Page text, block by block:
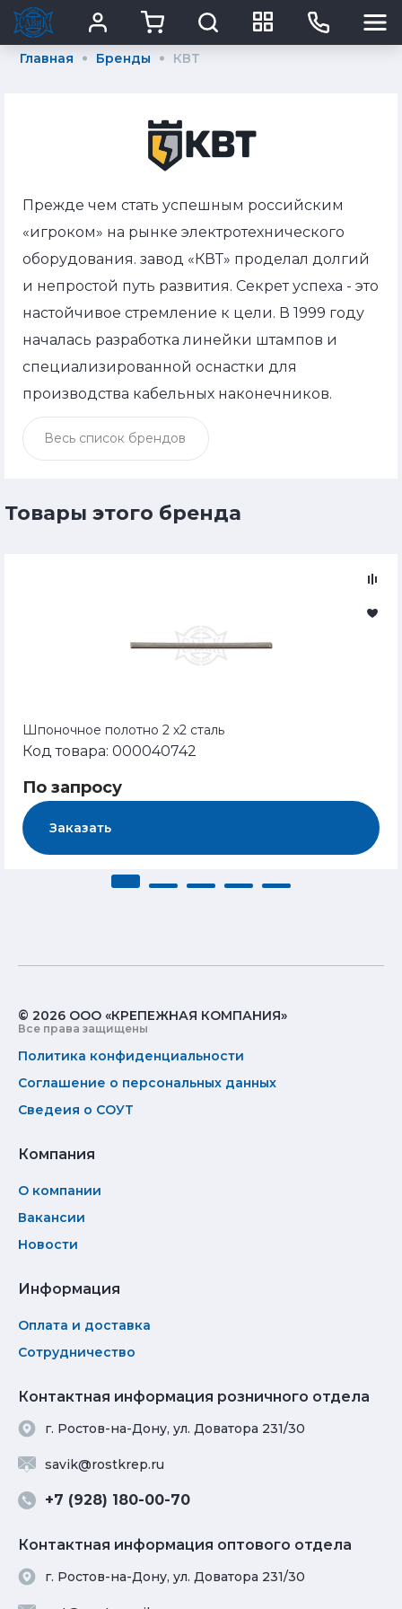
Главная Бренды КВТ
Прежде чем стать успешным российским
«игроком» на рынке электротехнического
оборудования. завод «КВТ» проделал долгий
и непростой путь развития. Секрет успеха - это
настойчивое стремление к цели. В 1999 году
началась разработка линейки штампов и
специализированной оснастки для
производства кабельных наконечников.
Весь список брендов
Товары этого бренда
Шпоночное полотно 2 х2 сталь
Код товара: 000040742
По запросу
Заказать
© 2026 ООО «КРЕПЕЖНАЯ КОМПАНИЯ»
Все права защищены
Политика конфиденциальности
Соглашение о персональных данных
Сведеия о СОУТ
Компания
О компании
Вакансии
Новости
Информация
Оплата и доставка
Сотрудничество
Контактная информация розничного отдела
г. Ростов-на-Дону, ул. Доватора 231/30
savik@rostkrep.ru
+7 (928) 180-00-70
Контактная информация оптового отдела
г. Ростов-на-Дону, ул. Доватора 231/30